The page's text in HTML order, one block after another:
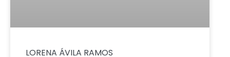
LORENA ÁVILA RAMOS